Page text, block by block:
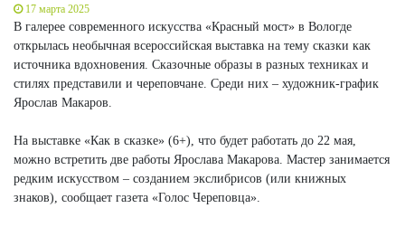
17 марта 2025
В галерее современного искусства «Красный мост» в Вологде
открылась необычная всероссийская выставка на тему сказки как
источника вдохновения. Сказочные образы в разных техниках и
стилях представили и череповчане. Среди них – художник-график
Ярослав Макаров.
На выставке «Как в сказке» (6+), что будет работать до 22 мая,
можно встретить две работы Ярослава Макарова. Мастер занимается
редким искусством – созданием экслибрисов (или книжных
знаков), сообщает газета «Голос Череповца».